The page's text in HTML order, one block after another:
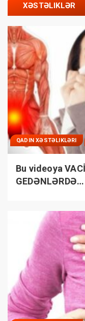
XƏSTƏLIKLƏR
QADIN XƏSTƏLIKLƏRI
Bu videoya